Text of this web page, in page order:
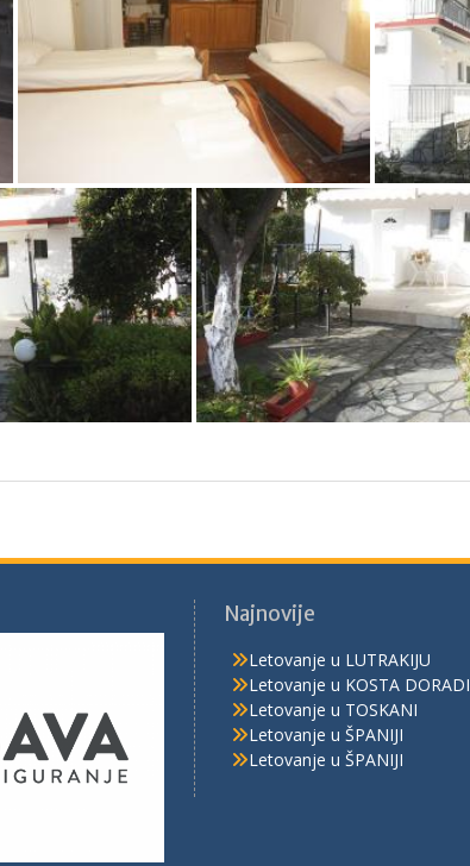
Najnovije
Letovanje u LUTRAKIJU
Letovanje u KOSTA DORADI
Letovanje u TOSKANI
Letovanje u ŠPANIJI
Letovanje u ŠPANIJI